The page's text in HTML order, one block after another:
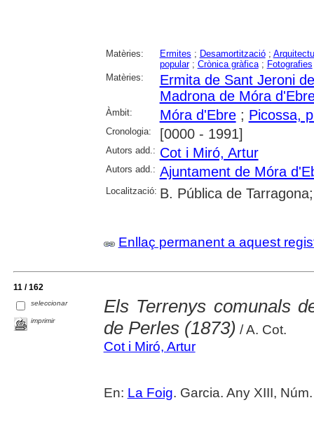
Matèries: Ermites ; Desamortització;
popular; Crònica gràfica; Fotografies
Matèries:
Ermita de Sant Jeroni
Madrona de Móra
Àmbit: Móra d'Ebre; Picossa,
Cronologia: [0000 - 1991]
Autors add.: Cot i Miró, Artur
Autors add.: Ajuntament de Móra
Localització: B. Pública de
Enllaç permanent a aquest
11 / 162
seleccionar
imprimir
Els Terrenys comunals
de Perles (1873) / A. Cot.
Cot i Miró, Artur
En: La Foig. Garcia. Any XIII,